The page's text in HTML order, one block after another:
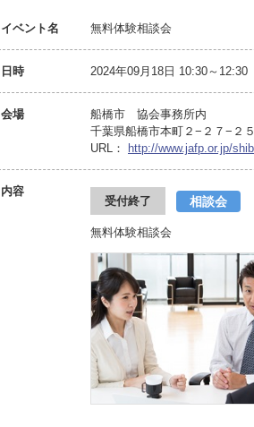
イベント名 無料体験相談会
日時 2024年09月18日 10:30～12:30
会場
船橋市 協会事務所内
千葉県船橋市本町２−２７−２
URL：
http://www.jafp.or.jp/
内容
受付終了 相談会
無料体験相談会